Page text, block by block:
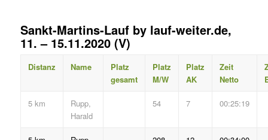
Sankt-Martins-Lauf by lauf-weiter.de,
11. – 15.11.2020 (V)
Distanz Name
Platz
gesamt
Platz
M/W
Platz
AK
Zeit
Netto
5 km
Rupp,
Harald
54 7 00:25:19